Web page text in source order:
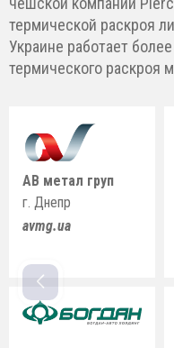
термической раскроя
Украине работает
термического раскроя
АВ метал груп
г. Днепр
avmg.ua